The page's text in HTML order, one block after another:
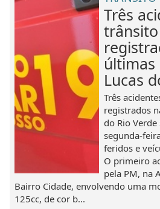
Três
últimas
Lucas
Três
registrados
do Rio
segunda-
feridos e
O primeiro
pela PM, na
Bairro Cidade, envolvendo uma
125cc, de cor b...